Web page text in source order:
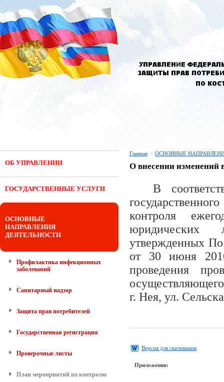
ОБ УПРАВЛЕНИИ
ГОСУДАРСТВЕННЫЕ УСЛУГИ
ОСНОВНЫЕ
НАПРАВЛЕНИЯ
ДЕЯТЕЛЬНОСТИ
Профилактика инфекционных
заболеваний
Санитарный надзор
Защита прав потребителей
Государственная регистрация
Проверочные листы
План мероприятий по контролю
Главная / ОСНОВНЫЕ
О внесении изменений
В
контроля
юридических
утвержденных
от 30 июня
проведения
г. Нея, ул.
Версия для скачивания
Приложения: